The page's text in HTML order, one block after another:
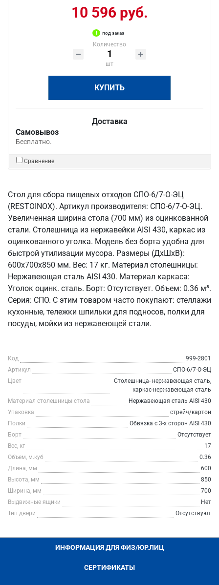
10 596 руб.
под заказ
Количество
шт
КУПИТЬ
Доставка
Самовывоз
Бесплатно.
Сравнение
Стол для сбора пищевых отходов СПО-6/7-О-ЭЦ
(RESTOINOX). Артикул производителя: СПО-6/7-О-ЭЦ.
Увеличенная ширина стола (700 мм) из оцинкованной
стали. Столешница из нержавейки AISI 430, каркас из
оцинкованного уголка. Модель без борта удобна для
быстрой утилизации мусора. Размеры (ДхШхВ):
600x700x850 мм. Вес: 17 кг. Материал столешницы:
Нержавеющая сталь AISI 430. Материал каркаса:
Уголок оцинк. сталь. Борт: Отсутствует. Объем: 0.36 м³.
Серия: СПО. С этим товаром часто покупают: стеллажи
кухонные, тележки шпильки для подносов, полки для
посуды, мойки из нержавеющей стали.
Код
999-2801
Артикул
СПО-6/7-О-ЭЦ
Цвет
Столешница- нержавеющая сталь,
каркас-нержавеющая сталь
Материал столешницы стола
Нержавеющая сталь AISI 430
Упаковка
стрейч/картон
Полки
Обвязка с 3-х сторон AISI 430
Борт
Отсутствует
Вес, кг
17
Объем, м.куб
0.36
Длина, мм
600
Высота, мм
850
Ширина, мм
700
Выдвижные ящики
Нет
Тип двери
Отсутствуют
ИНФОРМАЦИЯ ДЛЯ ФИЗ/ЮР.ЛИЦ
СЕРТИФИКАТЫ